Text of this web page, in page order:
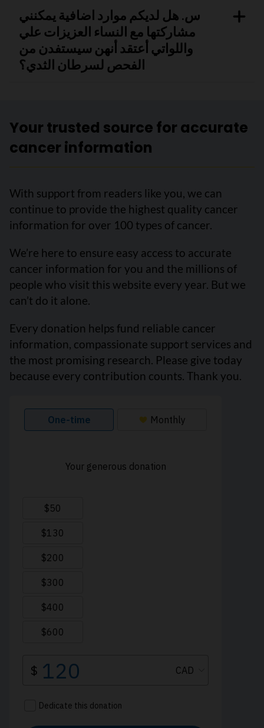
س. هل لديكم موارد اضافية يمكنني
مشاركتها مع النساء العزيزات علي
واللواتي أعتقد أنهن سيستفدن من
الفحص لسرطان الثدي؟
Your trusted source for accurate
cancer information
With support from readers like you, we can
continue to provide the highest quality cancer
information for over 100 types of cancer.
We’re here to ensure easy access to accurate
cancer information for you and the millions of
people who visit this website every year. But we
can’t do it alone.
Every donation helps fund reliable cancer
information, compassionate support services and
the most promising research. Please give today
because every contribution counts. Thank you.